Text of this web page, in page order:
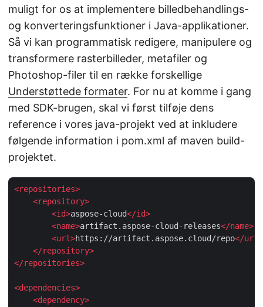
muligt for os at implementere billedbehandlings-
og konverteringsfunktioner i Java-applikationer.
Så vi kan programmatisk redigere, manipulere og
transformere rasterbilleder, metafiler og
Photoshop-filer til en række forskellige
Understøttede formater. For nu at komme i gang
med SDK-brugen, skal vi først tilføje dens
reference i vores java-projekt ved at inkludere
følgende information i pom.xml af maven build-
projektet.
<repositories>
<repository>
<id>aspose-cloud</id>
<name>artifact.aspose-cloud-releases</name>
<url>https://artifact.aspose.cloud/repo</url
</repository>
</repositories>
<dependencies>
<dependency>